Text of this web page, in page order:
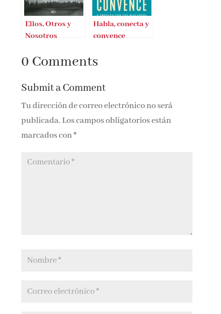
Ellos, Otros y
Nosotros
Habla, conecta y
convence
0 Comments
Submit a Comment
Tu dirección de correo electrónico no será
publicada. Los campos obligatorios están
marcados con*